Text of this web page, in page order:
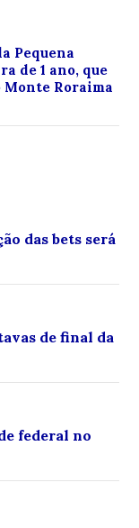
Pequena
de 1 ano, que
Monte Roraima
das bets será
de final da
federal no